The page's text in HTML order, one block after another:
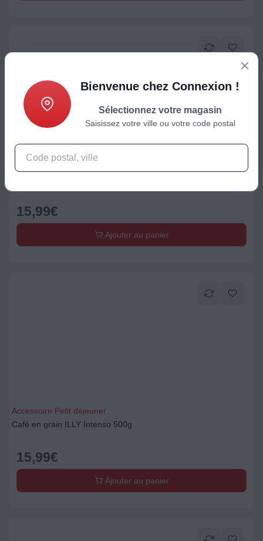
Accessoire Petit déjeuner
15,99€
Ajouter au panier
Accessoire Petit déjeuner
Café en grain ILLY Intenso 500g
15,99€
Ajouter au panier
Bienvenue chez Connexion !
Sélectionnez votre magasin
Saisissez votre ville ou votre code postal